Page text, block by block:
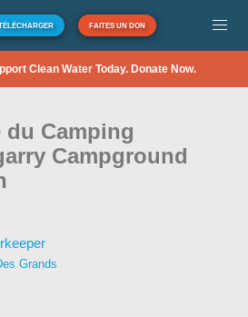
FAITES UN DON
Clean Water Today. Donate Now.
du Camping
Campground
Grands